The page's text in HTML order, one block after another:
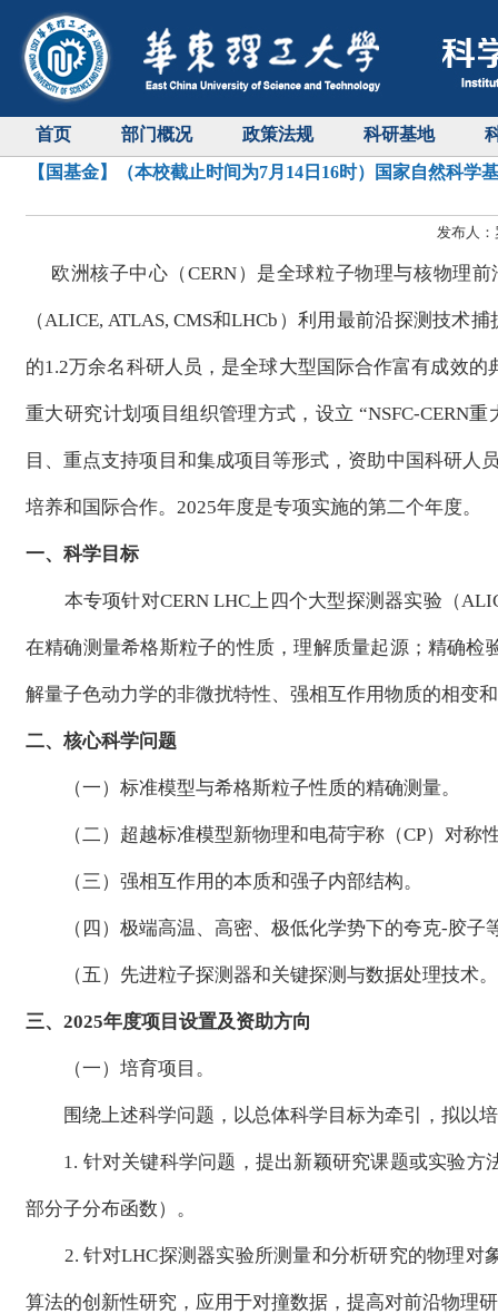
首页 部门概况 政策法规 科研基地
【国基金】（本校截止时间为7月14日16时）国家自然科
发布人
欧洲核子中心（CERN）是全球粒子物理与核物理
（ALICE, ATLAS, CMS和LHCb）利用最前沿探测技
的1.2万余名科研人员，是全球大型国际合作富有成效
重大研究计划项目组织管理方式，设立 “NSFC-CERN
目、重点支持项目和集成项目等形式，资助中国科研人
培养和国际合作。2025年度是专项实施的第二个年度。
一、科学目标
本专项针对CERN LHC上四个大型探测器实验（
在精确测量希格斯粒子的性质，理解质量起源；精确
解量子色动力学的非微扰特性、强相互作用物质的相变
二、核心科学问题
（一）标准模型与希格斯粒子性质的精确测量。
（二）超越标准模型新物理和电荷宇称（CP）对称
（三）强相互作用的本质和强子内部结构。
（四）极端高温、高密、极低化学势下的夸克-胶子
（五）先进粒子探测器和关键探测与数据处理技术。
三、2025年度项目设置及资助方向
（一）培育项目。
围绕上述科学问题，以总体科学目标为牵引，拟以培
1. 针对关键科学问题，提出新颖研究课题或实验方
部分子分布函数）。
2. 针对LHC探测器实验所测量和分析研究的物理对
算法的创新性研究，应用于对撞数据，提高对前沿物理